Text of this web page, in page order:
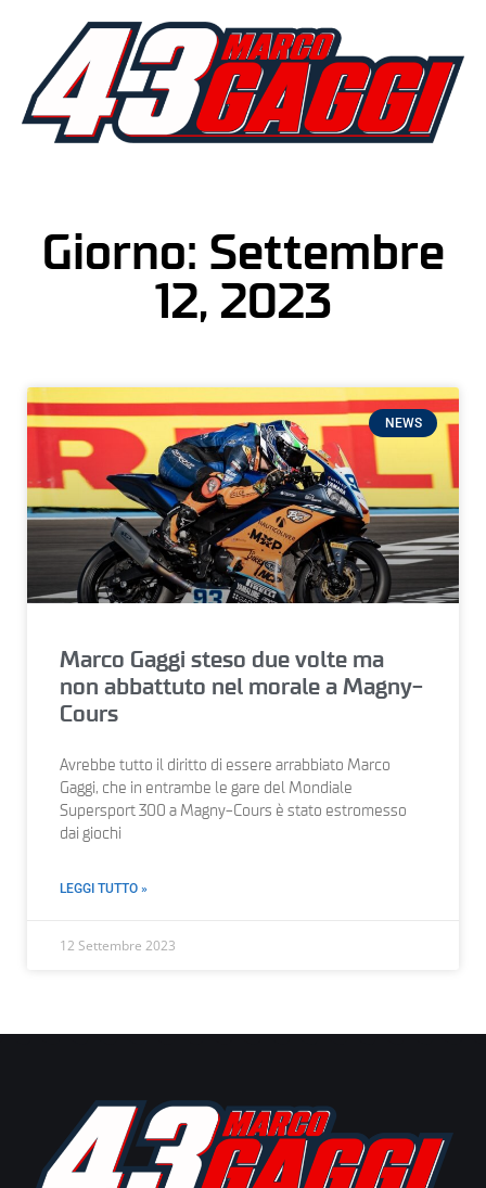
Giorno: Settembre
12, 2023
NEWS
Marco Gaggi steso due volte ma
non abbattuto nel morale a Magny-
Cours
Avrebbe tutto il diritto di essere arrabbiato Marco
Gaggi, che in entrambe le gare del Mondiale
Supersport 300 a Magny-Cours è stato estromesso
dai giochi
LEGGI TUTTO »
12 Settembre 2023